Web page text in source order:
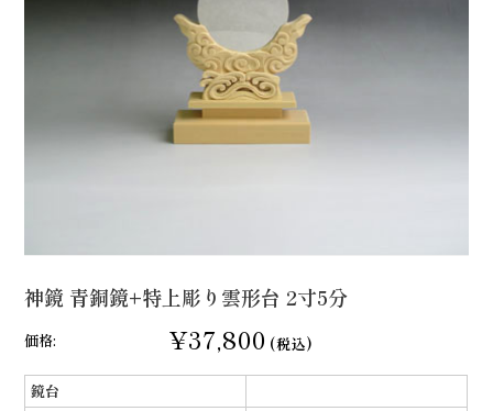
神鏡 青銅鏡+特上彫り雲形台 2寸5分
価格: ¥37,800 (税込)
鏡台